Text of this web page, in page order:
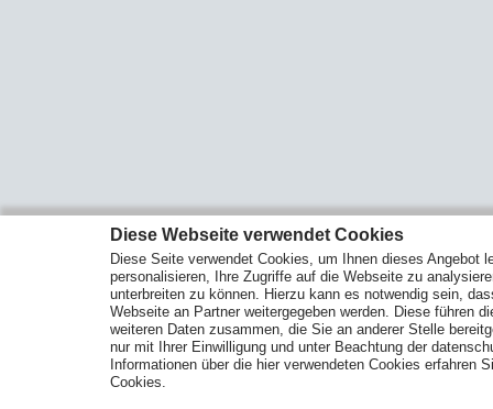
Diese Webseite verwendet Cookies
Diese Seite verwendet Cookies, um Ihnen dieses Angebot
personalisieren, Ihre Zugriffe auf die Webseite zu
unterbreiten zu können. Hierzu kann es notwendig sein,
Webseite an Partner weitergegeben werden. Diese führen
weiteren Daten zusammen, die Sie an anderer Stelle
nur mit Ihrer Einwilligung und unter Beachtung der
Informationen über die hier verwendeten Cookies erfahren
Cookies.